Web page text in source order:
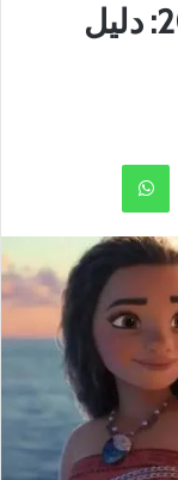
أفلام عائلية للأطفال 2026: دليل
واتساب